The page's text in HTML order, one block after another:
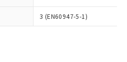
3 (EN60947-5-1)
ェブサイト上で当社にご
ダウンロード
す。当社販売部門へお問